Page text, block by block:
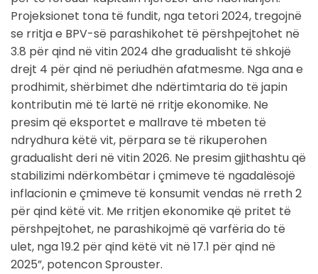
Projeksionet tona të fundit, nga tetori 2024, tregojnë
se rritja e BPV-së parashikohet të përshpejtohet në
3.8 për qind në vitin 2024 dhe gradualisht të shkojë
drejt 4 për qind në periudhën afatmesme. Nga ana e
prodhimit, shërbimet dhe ndërtimtaria do të japin
kontributin më të lartë në rritje ekonomike. Ne
presim që eksportet e mallrave të mbeten të
ndrydhura këtë vit, përpara se të rikuperohen
gradualisht deri në vitin 2026. Ne presim gjithashtu që
stabilizimi ndërkombëtar i çmimeve të ngadalësojë
inflacionin e çmimeve të konsumit vendas në rreth 2
për qind këtë vit. Me rritjen ekonomike që pritet të
përshpejtohet, ne parashikojmë që varfëria do të
ulet, nga 19.2 për qind këtë vit në 17.1 për qind në
2025”, potencon Sprouster.